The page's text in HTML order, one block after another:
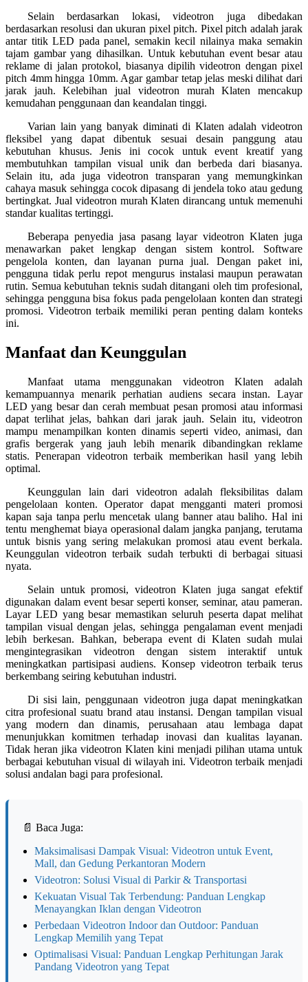
Selain berdasarkan lokasi, videotron juga dibedakan
berdasarkan resolusi dan ukuran pixel pitch. Pixel pitch adalah jarak
antar titik LED pada panel, semakin kecil nilainya maka semakin
tajam gambar yang dihasilkan. Untuk kebutuhan event besar atau
reklame di jalan protokol, biasanya dipilih videotron dengan pixel
pitch 4mm hingga 10mm. Agar gambar tetap jelas meski dilihat dari
jarak jauh. Kelebihan jual videotron murah Klaten mencakup
kemudahan penggunaan dan keandalan tinggi.
Varian lain yang banyak diminati di Klaten adalah videotron
fleksibel yang dapat dibentuk sesuai desain panggung atau
kebutuhan khusus. Jenis ini cocok untuk event kreatif yang
membutuhkan tampilan visual unik dan berbeda dari biasanya.
Selain itu, ada juga videotron transparan yang memungkinkan
cahaya masuk sehingga cocok dipasang di jendela toko atau gedung
bertingkat. Jual videotron murah Klaten dirancang untuk memenuhi
standar kualitas tertinggi.
Beberapa penyedia jasa pasang layar videotron Klaten juga
menawarkan paket lengkap dengan sistem kontrol. Software
pengelola konten, dan layanan purna jual. Dengan paket ini,
pengguna tidak perlu repot mengurus instalasi maupun perawatan
rutin. Semua kebutuhan teknis sudah ditangani oleh tim profesional,
sehingga pengguna bisa fokus pada pengelolaan konten dan strategi
promosi. Videotron terbaik memiliki peran penting dalam konteks
ini.
Manfaat dan Keunggulan
Manfaat utama menggunakan videotron Klaten adalah
kemampuannya menarik perhatian audiens secara instan. Layar
LED yang besar dan cerah membuat pesan promosi atau informasi
dapat terlihat jelas, bahkan dari jarak jauh. Selain itu, videotron
mampu menampilkan konten dinamis seperti video, animasi, dan
grafis bergerak yang jauh lebih menarik dibandingkan reklame
statis. Penerapan videotron terbaik memberikan hasil yang lebih
optimal.
Keunggulan lain dari videotron adalah fleksibilitas dalam
pengelolaan konten. Operator dapat mengganti materi promosi
kapan saja tanpa perlu mencetak ulang banner atau baliho. Hal ini
tentu menghemat biaya operasional dalam jangka panjang, terutama
untuk bisnis yang sering melakukan promosi atau event berkala.
Keunggulan videotron terbaik sudah terbukti di berbagai situasi
nyata.
Selain untuk promosi, videotron Klaten juga sangat efektif
digunakan dalam event besar seperti konser, seminar, atau pameran.
Layar LED yang besar memastikan seluruh peserta dapat melihat
tampilan visual dengan jelas, sehingga pengalaman event menjadi
lebih berkesan. Bahkan, beberapa event di Klaten sudah mulai
mengintegrasikan videotron dengan sistem interaktif untuk
meningkatkan partisipasi audiens. Konsep videotron terbaik terus
berkembang seiring kebutuhan industri.
Di sisi lain, penggunaan videotron juga dapat meningkatkan
citra profesional suatu brand atau instansi. Dengan tampilan visual
yang modern dan dinamis, perusahaan atau lembaga dapat
menunjukkan komitmen terhadap inovasi dan kualitas layanan.
Tidak heran jika videotron Klaten kini menjadi pilihan utama untuk
berbagai kebutuhan visual di wilayah ini. Videotron terbaik menjadi
solusi andalan bagi para profesional.
📄 Baca Juga:
Maksimalisasi Dampak Visual: Videotron untuk Event,
Mall, dan Gedung Perkantoran Modern
Videotron: Solusi Visual di Parkir & Transportasi
Kekuatan Visual Tak Terbendung: Panduan Lengkap
Menayangkan Iklan dengan Videotron
Perbedaan Videotron Indoor dan Outdoor: Panduan
Lengkap Memilih yang Tepat
Optimalisasi Visual: Panduan Lengkap Perhitungan Jarak
Pandang Videotron yang Tepat